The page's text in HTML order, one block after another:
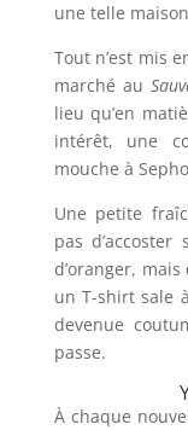
une telle
Tout n’est mis
marché au
lieu qu’en
intérêt, une
mouche à
Une petite
pas
d’oranger,
un T-shirt sale
devenue
passe.
À chaque